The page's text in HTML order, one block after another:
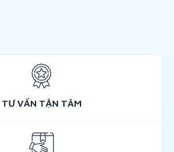
TƯ VẤN TẬN TÂM